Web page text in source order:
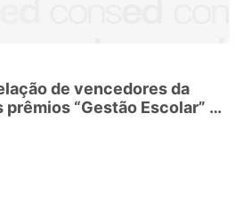
de vencedores da
“Gestão Escolar” e